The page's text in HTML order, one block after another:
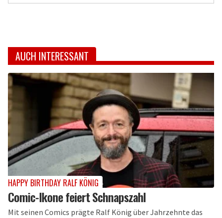
AUCH INTERESSANT
HAPPY BIRTHDAY RALF KÖNIG
Comic-Ikone feiert Schnapszahl
Mit seinen Comics prägte Ralf König über Jahrzehnte das